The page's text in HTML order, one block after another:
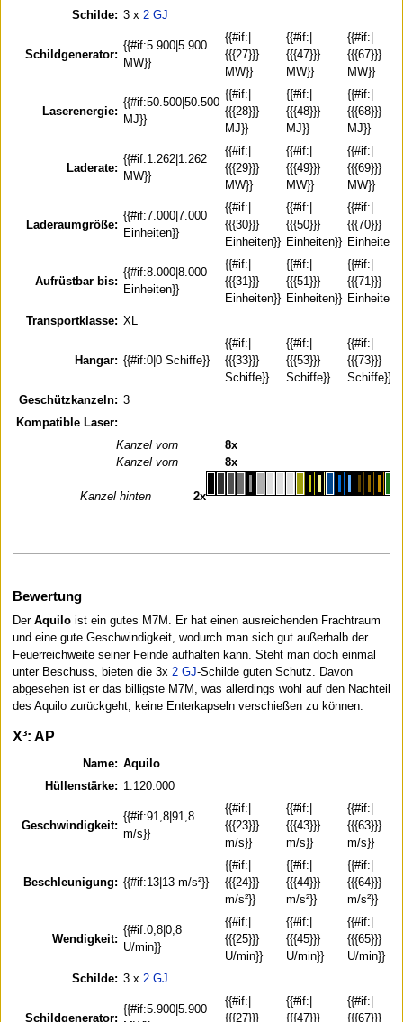
Schilde: 3 x 2 GJ
Schildgenerator:
{{#if:5.900|5.900
MW}}
{{#if:|
{{{27}}}
MW}}
{{#if:|
{{{47}}}
MW}}
{{#if:|
{{{67}}}
MW}}
Laserenergie:
{{#if:50.500|50.500
MJ}}
{{#if:|
{{{28}}}
MJ}}
{{#if:|
{{{48}}}
MJ}}
{{#if:|
{{{68}}}
MJ}}
Laderate:
{{#if:1.262|1.262
MW}}
{{#if:|
{{{29}}}
MW}}
{{#if:|
{{{49}}}
MW}}
{{#if:|
{{{69}}}
MW}}
Laderaumgröße:
{{#if:7.000|7.000
Einheiten}}
{{#if:|
{{{30}}}
Einheiten}}
{{#if:|
{{{50}}}
Einheiten}}
{{#if:|
{{{70}}}
Einheiten}}
Aufrüstbar bis:
{{#if:8.000|8.000
Einheiten}}
{{#if:|
{{{31}}}
Einheiten}}
{{#if:|
{{{51}}}
Einheiten}}
{{#if:|
{{{71}}}
Einheiten}}
Transportklasse: XL
Hangar: {{#if:0|0 Schiffe}}
{{#if:|
{{{33}}}
Schiffe}}
{{#if:|
{{{53}}}
Schiffe}}
{{#if:|
{{{73}}}
Schiffe}}
Geschützkanzeln: 3
Kompatible Laser:
Kanzel vorn
8x
Kanzel vorn
8x
Kanzel hinten 2x
Bewertung
Der Aquiloist ein gutes M7M. Er hat einen ausreichenden Frachtraum
und eine gute Geschwindigkeit, wodurch man sich gut außerhalb der
Feuerreichweite seiner Feinde aufhalten kann. Steht man doch einmal
unter Beschuss, bieten die 3x 2 GJ-Schilde guten Schutz. Davon
abgesehen ist er das billigste M7M, was allerdings wohl auf den Nachteil
des Aquilo zurückgeht, keine Enterkapseln verschießen zu können.
X³: AP
Name: Aquilo
Hüllenstärke: 1.120.000
Geschwindigkeit:
{{#if:91,8|91,8
m/s}}
{{#if:|
{{{23}}}
m/s}}
{{#if:|
{{{43}}}
m/s}}
{{#if:|
{{{63}}}
m/s}}
Beschleunigung: {{#if:13|13 m/s²}}
{{#if:|
{{{24}}}
m/s²}}
{{#if:|
{{{44}}}
m/s²}}
{{#if:|
{{{64}}}
m/s²}}
Wendigkeit:
{{#if:0,8|0,8
U/min}}
{{#if:|
{{{25}}}
U/min}}
{{#if:|
{{{45}}}
U/min}}
{{#if:|
{{{65}}}
U/min}}
Schilde: 3 x 2 GJ
Schildgenerator:
{{#if:5.900|5.900
{{#if:|
{{{27}}}
{{#if:|
{{{47}}}
{{#if:|
{{{67}}}